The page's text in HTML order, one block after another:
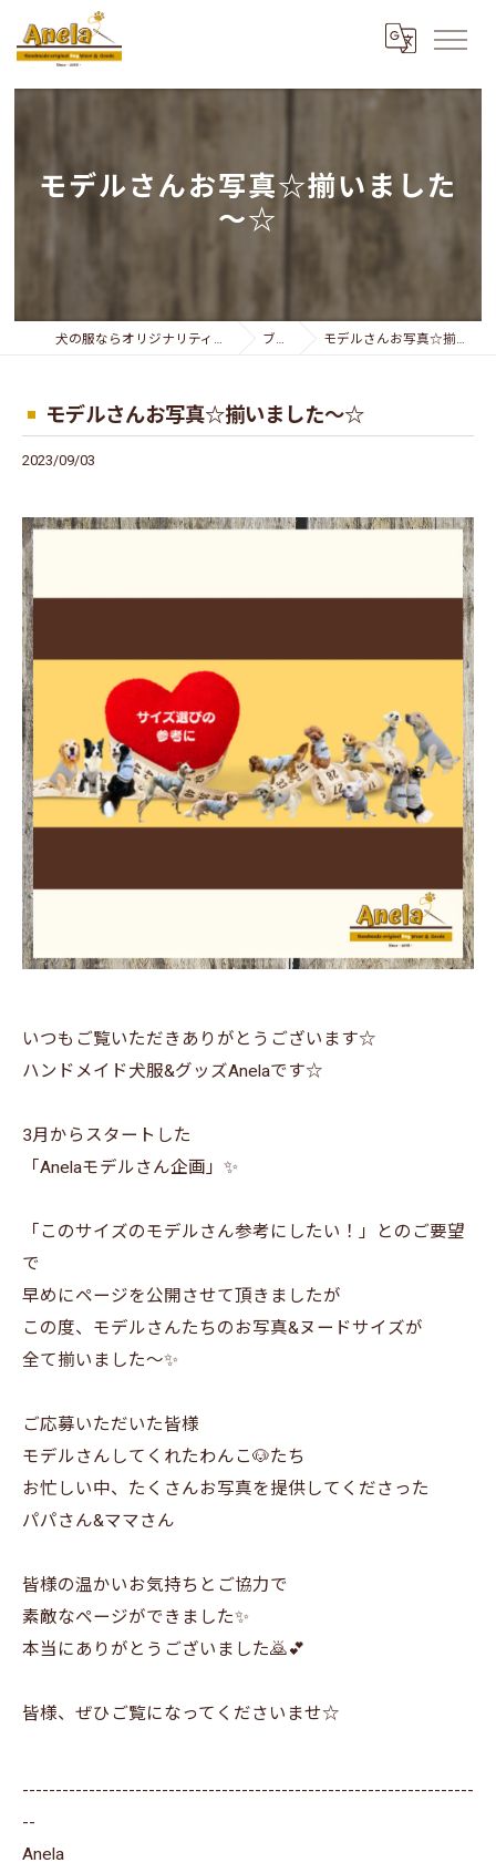
モデルさんお写真☆揃いました
～☆
犬の服ならオリジナリティー溢れるAnela ブログ モデルさんお写真☆揃いました～☆
モデルさんお写真☆揃いました～☆
2023/09/03
いつもご覧いただきありがとうございます☆
ハンドメイド犬服&グッズAnelaです☆
3月からスタートした
「Anelaモデルさん企画」✨
「このサイズのモデルさん参考にしたい！」とのご要望
で
早めにページを公開させて頂きましたが
この度、モデルさんたちのお写真&ヌードサイズが
全て揃いました～✨
ご応募いただいた皆様
モデルさんしてくれたわんこ🐶たち
お忙しい中、たくさんお写真を提供してくださった
パパさん&ママさん
皆様の温かいお気持ちとご協力で
素敵なページができました✨
本当にありがとうございました🙇💕
皆様、ぜひご覧になってくださいませ☆
--------------------------------------------------------------------
--
Anela